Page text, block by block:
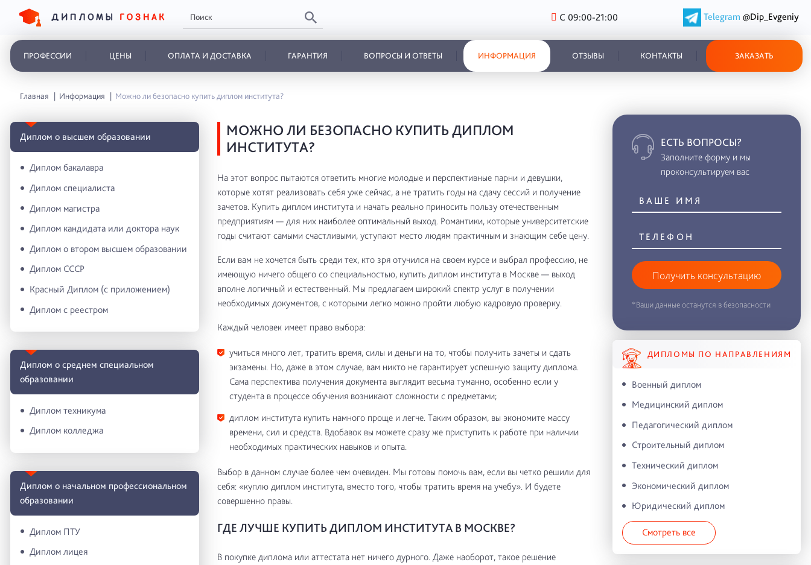
С 09:00-21:00 Telegram @Dip_Evgeniy
ПРОФЕССИИ ЦЕНЫ ОПЛАТА И ДОСТАВКА ГАРАНТИЯ ВОПРОСЫ И ОТВЕТЫ ИНФОРМАЦИЯ ОТЗЫВЫ КОНТАКТЫ ЗАКАЗАТЬ
Главная Информация Можно ли безопасно купить диплом института?
Диплом о высшем образовании
Диплом бакалавра
Диплом специалиста
Диплом магистра
Диплом кандидата или доктора наук
Диплом о втором высшем образовании
Диплом СССР
Красный Диплом (с приложением)
Диплом с реестром
Диплом о среднем специальном
образовании
Диплом техникума
Диплом колледжа
Диплом о начальном профессиональном
oбразовании
Диплом ПТУ
Диплом лицея
МОЖНО ЛИ БЕЗОПАСНО КУПИТЬ ДИПЛОМ
ИНСТИТУТА?
На этот вопрос пытаются ответить многие молодые и перспективные парни и девушки,
которые хотят реализовать себя уже сейчас, а не тратить годы на сдачу сессий и получение
зачетов. Купить диплом института и начать реально приносить пользу отечественным
предприятиям — для них наиболее оптимальный выход. Романтики, которые университетские
годы считают самыми счастливыми, уступают место людям практичным и знающим себе цену.
Если вам не хочется быть среди тех, кто зря отучился на своем курсе и выбрал профессию, не
имеющую ничего общего со специальностью, купить диплом института в Москве — выход
вполне логичный и естественный. Мы предлагаем широкий спектр услуг в получении
необходимых документов, с которыми легко можно пройти любую кадровую проверку.
Каждый человек имеет право выбора:
учиться много лет, тратить время, силы и деньги на то, чтобы получить зачеты и сдать
экзамены. Но, даже в этом случае, вам никто не гарантирует успешную защиту диплома.
Сама перспектива получения документа выглядит весьма туманно, особенно если у
студента в процессе обучения возникают сложности с предметами;
диплом института купить намного проще и легче. Таким образом, вы экономите массу
времени, сил и средств. Вдобавок вы можете сразу же приступить к работе при наличии
необходимых практических навыков и опыта.
Выбор в данном случае более чем очевиден. Мы готовы помочь вам, если вы четко решили для
себя: «куплю диплом института, вместо того, чтобы тратить время на учебу». И будете
совершенно правы.
ГДЕ ЛУЧШЕ КУПИТЬ ДИПЛОМ ИНСТИТУТА В МОСКВЕ?
В покупке диплома или аттестата нет ничего дурного. Даже наоборот, такое решение
ЕСТЬ ВОПРОСЫ?
Заполните форму и мы
проконсультируем вас
Получить консультацию
*Ваши данные останутся в безопасности
ДИПЛОМЫ ПО НАПРАВЛЕНИЯМ
Военный диплом
Медицинский диплом
Педагогический диплом
Строительный диплом
Технический диплом
Экономический диплом
Юридический диплом
Смотреть все